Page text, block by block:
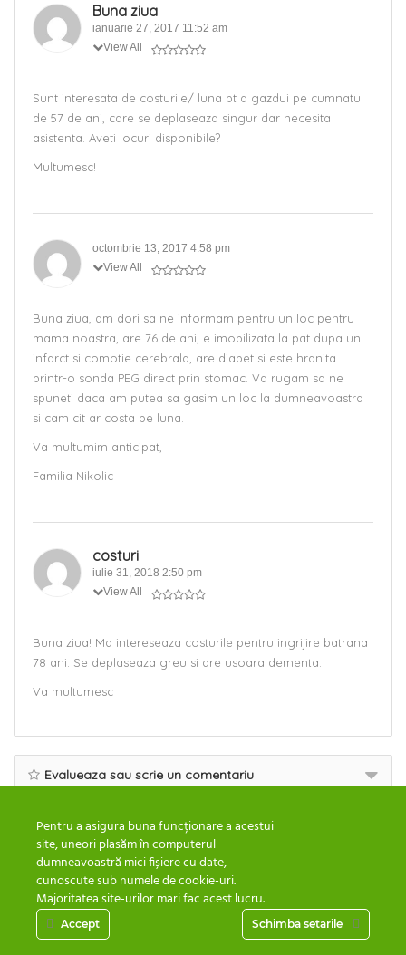
Buna ziua
ianuarie 27, 2017 11:52 am
View All
Sunt interesata de costurile/ luna pt a gazdui pe cumnatul
de 57 de ani, care se deplaseaza singur dar necesita
asistenta. Aveti locuri disponibile?
Multumesc!
octombrie 13, 2017 4:58 pm
View All
Buna ziua, am dori sa ne informam pentru un loc pentru
mama noastra, are 76 de ani, e imobilizata la pat dupa un
infarct si comotie cerebrala, are diabet si este hranita
printr-o sonda PEG direct prin stomac. Va rugam sa ne
spuneti daca am putea sa gasim un loc la dumneavoastra
si cam cit ar costa pe luna.
Va multumim anticipat,
Familia Nikolic
costuri
iulie 31, 2018 2:50 pm
View All
Buna ziua! Ma intereseaza costurile pentru ingrijire batrana
78 ani. Se deplaseaza greu si are usoara dementa.
Va multumesc
Evalueaza sau scrie un comentariu
Pentru a asigura buna funcționare a acestui
site, uneori plasăm în computerul
dumneavoastră mici fișiere cu date,
cunoscute sub numele de cookie-uri.
Majoritatea site-urilor mari fac acest lucru.
Accept Schimba setarile